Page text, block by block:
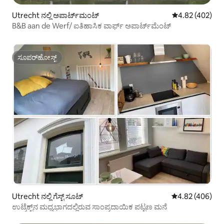
Utrecht ನಲ್ಲಿ ಅಪಾರ್ಟ್‌ಮಂಟ್ 5 ರಲ್ಲಿ 4.82
4.82 (402)
B&B aan de Werf/ ಐತಿಹಾಸಿಕ ವಾರ್ಫ್ ಅಪಾರ್ಟ್‌ಮೆಂಟ್
ಸೂಪರ್‌ಹೋಸ್ಟ್
ಸೂಪರ್‌ಹೋಸ್ಟ್
Utrecht ನಲ್ಲಿ ಗೆಸ್ಟ್ ಸೂಟ್ 5 ರಲ್ಲಿ 4.82
4.82 (406)
ಉಟ್ರೆಕ್ಟ್‌ನ ಮಧ್ಯಭಾಗದಲ್ಲಿರುವ ಸಾಂಪ್ರದಾಯಿಕ ಪಟ್ಟಣ ಮನೆ